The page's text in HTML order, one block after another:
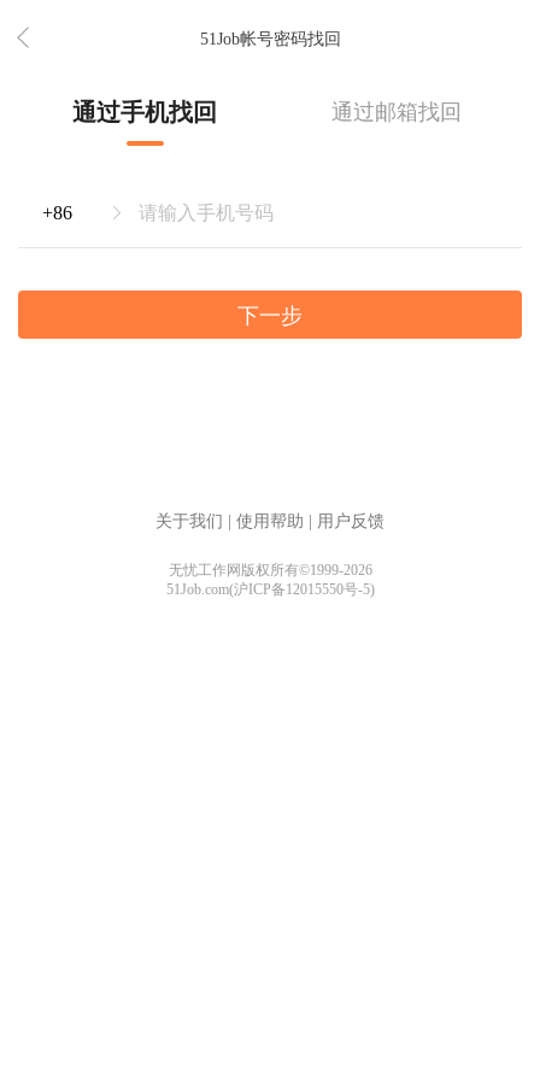
51Job帐号密码找回
通过手机找回 通过邮箱找回
下一步
关于我们 使用帮助 用户反馈
无忧工作网版权所有©1999-2026
51Job.com(沪ICP备12015550号-5)